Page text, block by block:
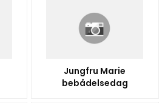
Jungfru Marie
bebådelsedag